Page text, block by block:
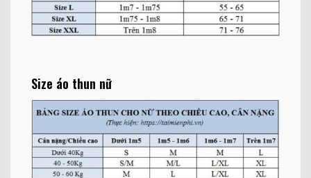
Size áo thun nữ